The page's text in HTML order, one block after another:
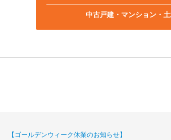
中古戸建・マンション・
【ゴールデンウィーク休業のお知らせ】